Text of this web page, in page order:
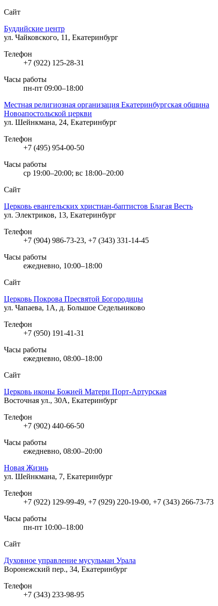
Сайт
Буддийские центр
ул. Чайковского, 11, Екатеринбург
Телефон
+7 (922) 125-28-31
Часы работы
пн-пт 09:00–18:00
Местная религиозная организация Екатеринбургская община
Новоапостольской церкви
ул. Шейнкмана, 24, Екатеринбург
Телефон
+7 (495) 954-00-50
Часы работы
ср 19:00–20:00; вс 18:00–20:00
Сайт
Церковь евангельских христиан-баптистов Благая Весть
ул. Электриков, 13, Екатеринбург
Телефон
+7 (904) 986-73-23, +7 (343) 331-14-45
Часы работы
ежедневно, 10:00–18:00
Сайт
Церковь Покрова Пресвятой Богородицы
ул. Чапаева, 1А, д. Большое Седельниково
Телефон
+7 (950) 191-41-31
Часы работы
ежедневно, 08:00–18:00
Сайт
Церковь иконы Божией Матери Порт-Артурская
Восточная ул., 30А, Екатеринбург
Телефон
+7 (902) 440-66-50
Часы работы
ежедневно, 08:00–20:00
Новая Жизнь
ул. Шейнкмана, 7, Екатеринбург
Телефон
+7 (922) 129-99-49, +7 (929) 220-19-00, +7 (343) 266-73-73
Часы работы
пн-пт 10:00–18:00
Сайт
Духовное управление мусульман Урала
Воронежский пер., 34, Екатеринбург
Телефон
+7 (343) 233-98-95